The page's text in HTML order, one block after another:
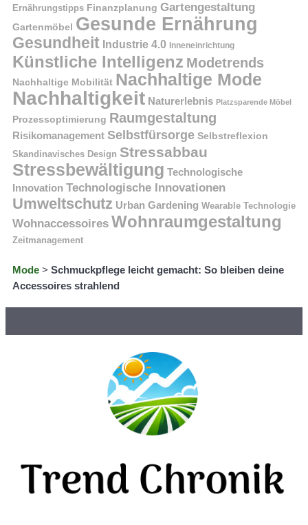
Ernährungstipps Finanzplanung Gartengestaltung
Gartenmöbel Gesunde Ernährung
Gesundheit Industrie 4.0 Inneneinrichtung
Künstliche Intelligenz Modetrends
Nachhaltige Mobilität Nachhaltige Mode
Nachhaltigkeit Naturerlebnis Platzsparende Möbel
Prozessoptimierung Raumgestaltung
Risikomanagement Selbstfürsorge Selbstreflexion
Skandinavisches Design Stressabbau
Stressbewältigung Technologische
Innovation Technologische Innovationen
Umweltschutz Urban Gardening Wearable Technologie
Wohnaccessoires Wohnraumgestaltung
Zeitmanagement
Mode > Schmuckpflege leicht gemacht: So bleiben deine
Accessoires strahlend